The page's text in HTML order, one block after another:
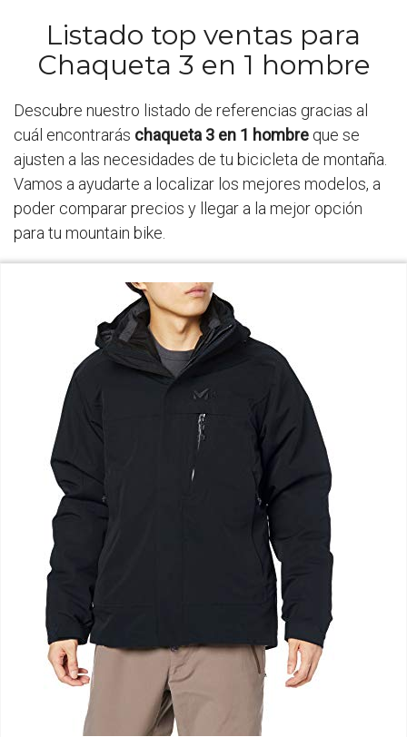
Listado top ventas para
Chaqueta 3 en 1 hombre
Descubre nuestro listado de referencias gracias al
cuál encontrarás chaqueta 3 en 1 hombre que se
ajusten a las necesidades de tu bicicleta de montaña.
Vamos a ayudarte a localizar los mejores modelos, a
poder comparar precios y llegar a la mejor opción
para tu mountain bike.